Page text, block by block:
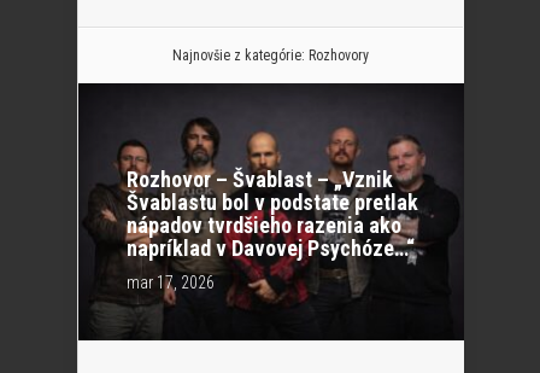
Najnovšie z kategórie: Rozhovory
Rozhovor – Švablast – „Vznik
Švablastu bol v podstate pretlak
nápadov tvrdšieho razenia ako
napríklad v Davovej Psychóze…“
mar 17, 2026